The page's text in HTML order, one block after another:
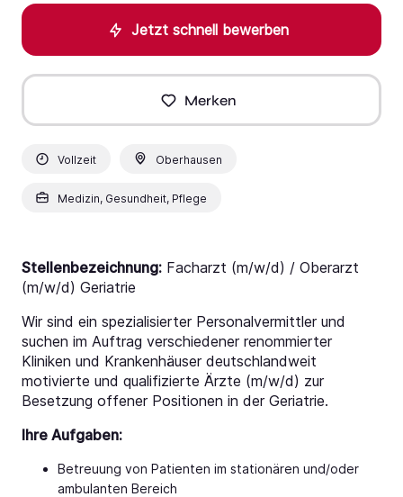
Jetzt schnell bewerben
Merken
Vollzeit Oberhausen
Medizin, Gesundheit, Pflege
Stellenbezeichnung: Facharzt (m/w/d) / Oberarzt
(m/w/d) Geriatrie
Wir sind ein spezialisierter Personalvermittler und
suchen im Auftrag verschiedener renommierter
Kliniken und Krankenhäuser deutschlandweit
motivierte und qualifizierte Ärzte (m/w/d) zur
Besetzung offener Positionen in der Geriatrie.
Ihre Aufgaben:
Betreuung von Patienten im stationären und/oder
ambulanten Bereich